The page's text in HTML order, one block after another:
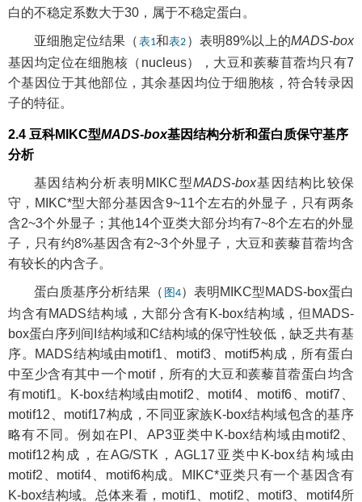
白的不稳定系数大于30，属于不稳定蛋白。
亚细胞定位结果（ 表1和表2 ）表明89%以上的MADS-box
基因均定位在细胞核（nucleus），大豆和蒺藜苜蓿均只有7
个基因位于其他部位，其余基因均位于细胞核，符合转录因
子的特征。
2.4 豆科MIKC型MADS-box基因结构分析和蛋白质保守基序
分析
基因结构分析表明MIKC型MADS-box基因结构比较保
守，MIKC*型大部分基因含9~11个左右的外显子，只有两条
含2~3个外显子；其他14个亚类大部分均有7~8个左右的外显
子，只有约8%基因含有2~3个外显子，大豆和蒺藜苜蓿均含
有较长的内含子。
蛋白质基序分析结果（ 图4）表明MIKC型MADS-box蛋白
均含有MADS结构域，大部分含有K-box结构域，但MADS-
box蛋白序列间I结构域和C结构域的保守性较低，缺乏共有基
序。MADS结构域由motif1、motif3、motif5构成，所有蛋白
中至少含有其中一个motif，所有的大豆和蒺藜苜蓿蛋白均含
有motif1。K-box结构域由motif2、motif4、motif6、motif7、
motif12、motif17构成，不同亚家族K-box结构域包含的基序
略有不同。例如在PI、AP3亚类中K-box结构域由motif2、
motif12构成，在AG/STK，AGL17亚类中K-box结构域由
motif2、motif4、motif6构成。MIKC*亚类只有一个基因含有
K-box结构域。总体来看，motif1、motif2、motif3、motif4所